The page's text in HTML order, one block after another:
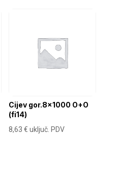
Cijev gor.8×1000 O+O
(fi14)
8,63€ uključ. PDV